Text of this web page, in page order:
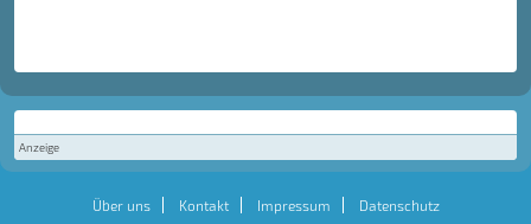
Anzeige
Über uns Kontakt Impressum Datenschutz